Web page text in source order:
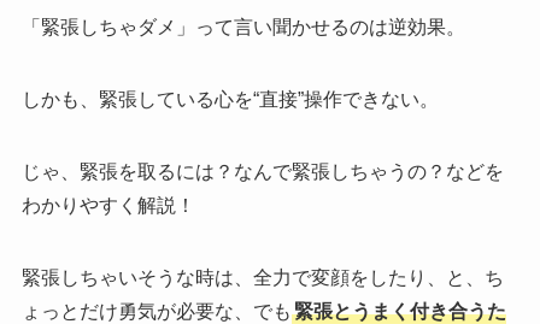
「緊張しちゃダメ」って言い聞かせるのは逆効果。
しかも、緊張している心を“直接”操作できない。
じゃ、緊張を取るには？なんで緊張しちゃうの？などを
わかりやすく解説！
緊張しちゃいそうな時は、全力で変顔をしたり、と、ち
ょっとだけ勇気が必要な、でも 緊張とうまく付き合うた